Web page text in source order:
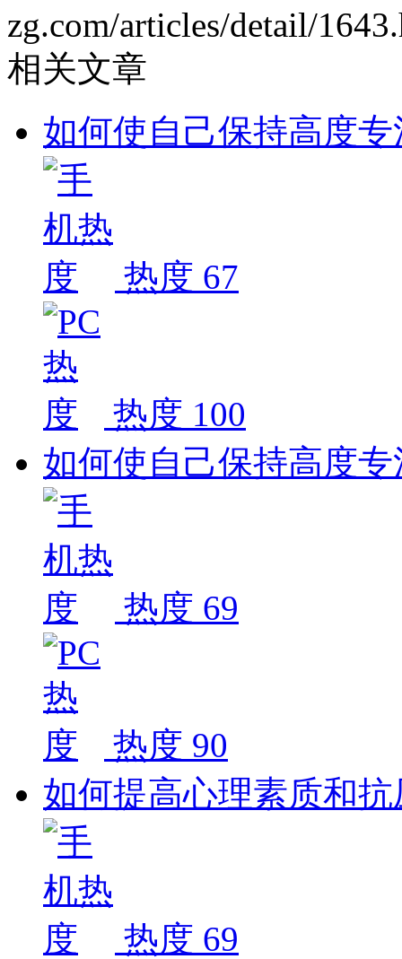
zg.com/articles/detail/
相关文章
如何使自己保持高度
热度 67
热度 100
如何使自己保持高度
热度 69
热度 90
如何提高心理素质和
热度 69